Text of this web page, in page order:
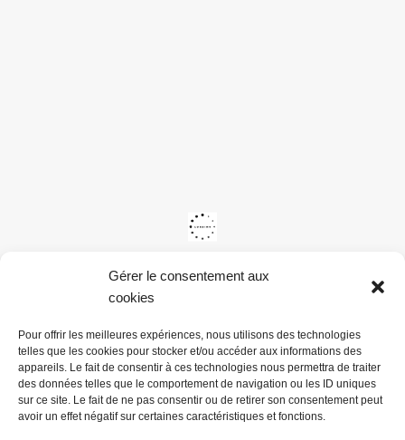
Gérer le consentement aux
cookies
Pour offrir les meilleures expériences, nous utilisons des technologies
telles que les cookies pour stocker et/ou accéder aux informations des
appareils. Le fait de consentir à ces technologies nous permettra de traiter
des données telles que le comportement de navigation ou les ID uniques
sur ce site. Le fait de ne pas consentir ou de retirer son consentement peut
avoir un effet négatif sur certaines caractéristiques et fonctions.